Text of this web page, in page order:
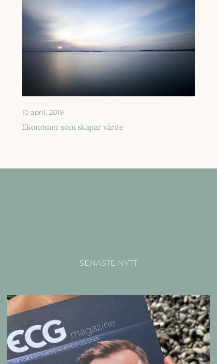
10 april, 2019
Ekonomer som skapar värde
SENASTE NYTT